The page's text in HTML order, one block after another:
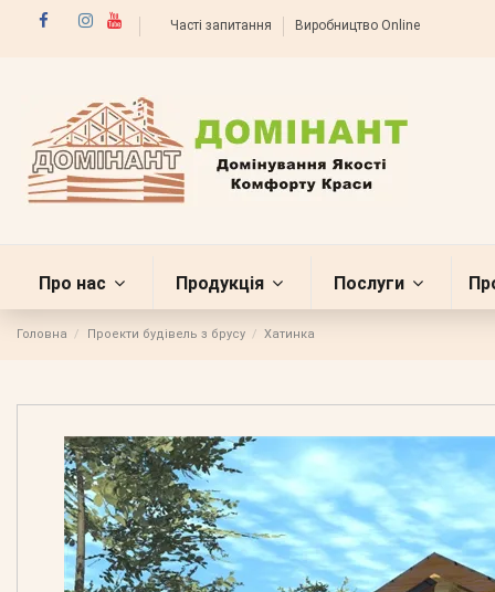
Часті запитання Виробництво Online
Про нас Продукція Послуги
Головна Проекти будівель з брусу Хатинка